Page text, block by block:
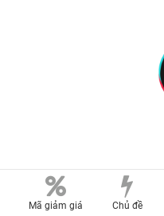
Mã giảm giá Chủ đề